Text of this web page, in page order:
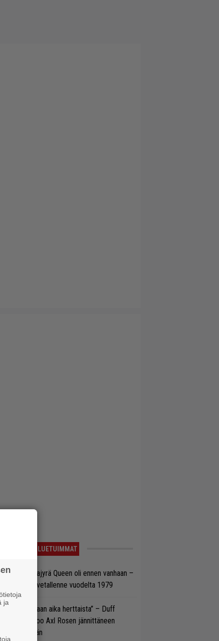
LUETUIMMAT
keikkajyrä Queen oli ennen vanhaan –
tulinen livetallenne vuodelta 1979
oli oikeastaan aika herttaista” – Duff
kertoo Axl Rosen jännittäneen
DC-pestiään
ja